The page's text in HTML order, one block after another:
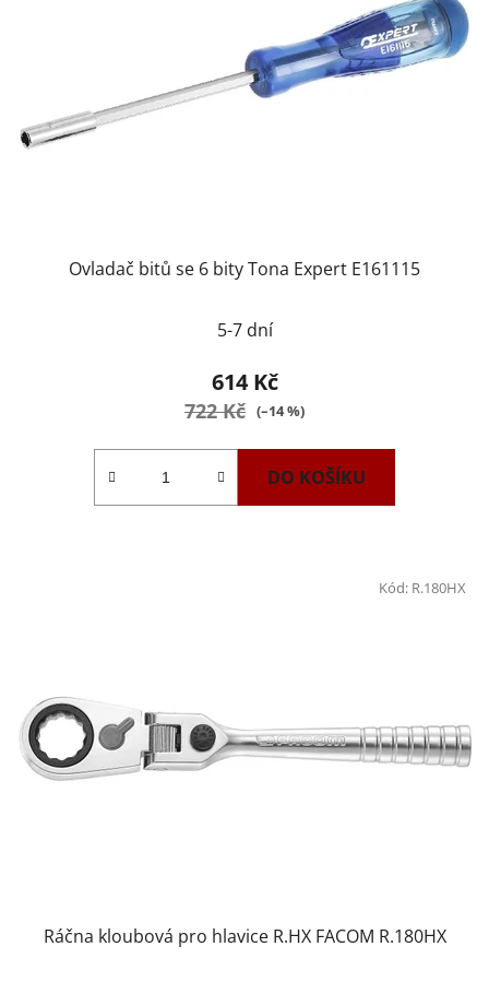
Ovladač bitů se 6 bity Tona Expert E161115
5-7 dní
614 Kč
722 Kč (–14 %)
DO KOŠÍKU
Ráčna kloubová pro hlavice R.HX FACOM R.180HX
Kód: R.180HX